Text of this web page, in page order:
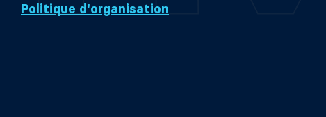
Politique d'organisation